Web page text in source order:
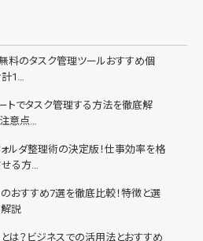
無料のタスク管理ツールおすすめ個
計1…
トでタスク管理する方法を徹底解
注意点…
ルダ整理術の決定版！仕事効率を格
せる方…
おすすめ7選を徹底比較！特徴と選
解説
は？ビジネスでの活用法とおすすめ